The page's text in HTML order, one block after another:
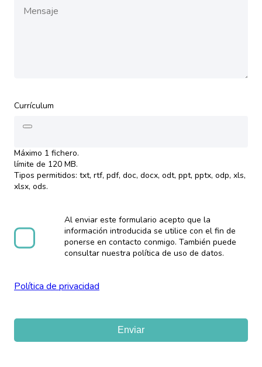
Currículum
Máximo 1 fichero.
límite de 120 MB.
Tipos permitidos: txt, rtf, pdf, doc, docx, odt, ppt, pptx, odp, xls,
xlsx, ods.
Al enviar este formulario acepto que la
información introducida se utilice con el fin de
ponerse en contacto conmigo. También puede
consultar nuestra política de uso de datos.
Mensaje
de
estado
Política de privacidad